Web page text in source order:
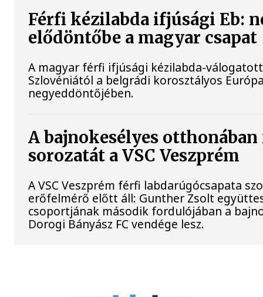
Férfi kézilabda ifjúsági Eb:
elődöntőbe a magyar csapat
A magyar férfi ifjúsági kézilabda-
Szlovéniától a belgrádi korosztályos
negyeddöntőjében.
A bajnokesélyes
sorozatát a VSC Veszprém
A VSC Veszprém férfi labdarúgócsapata
erőfelmérő előtt áll: Gunther Zsolt
csoportjának második fordulójában a
Dorogi Bányász FC vendége lesz.